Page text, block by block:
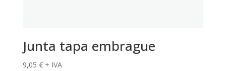
Junta tapa embrague
9,05 € + IVA